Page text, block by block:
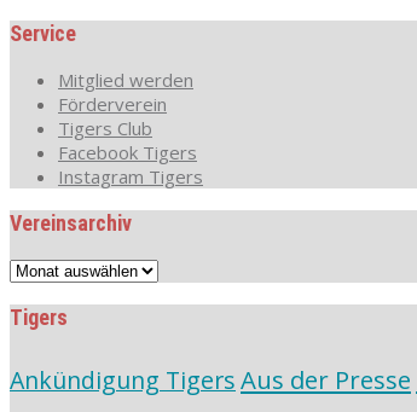
Service
Mitglied werden
Förderverein
Tigers Club
Facebook Tigers
Instagram Tigers
Vereinsarchiv
Vereinsarchiv
Tigers
Ankündigung TigersAus der Presse